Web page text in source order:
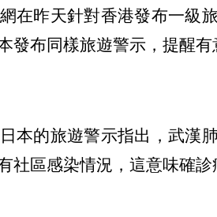
在昨天針對香港發布一級
發布同樣旅遊警示，提醒有
本的旅遊警示指出，武漢
社區感染情況，這意味確診